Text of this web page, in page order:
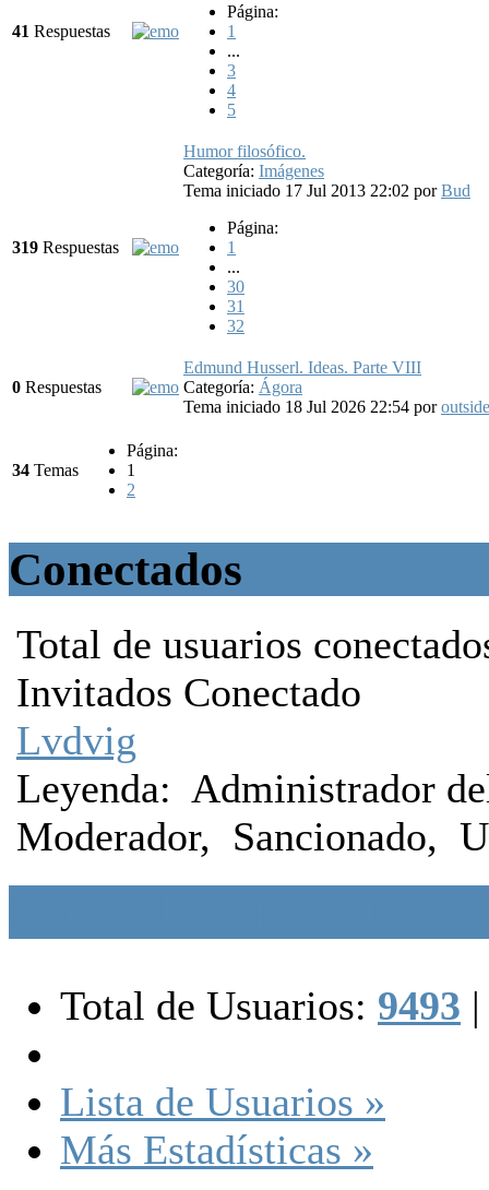
41 Respuestas
Página:
1
...
3
4
5
319 Respuestas
Humor filosófico.
Categoría: Imágenes
Tema iniciado 17 Jul 2013 22:02 porBud
Página:
1
...
30
31
32
0 Respuestas
Edmund Husserl. Ideas. Parte VIII
Categoría: Ágora
Tema iniciado 18 Jul 2026 22:54 por
34 Temas
Página:
1
2
Conectados
Total de usuarios
Invitados Conectado
Lvdvig
Leyenda: Administrador
Moderador, Sancionado,
Total de Usuarios: 9493 |
Lista de Usuarios »
Más Estadísticas »